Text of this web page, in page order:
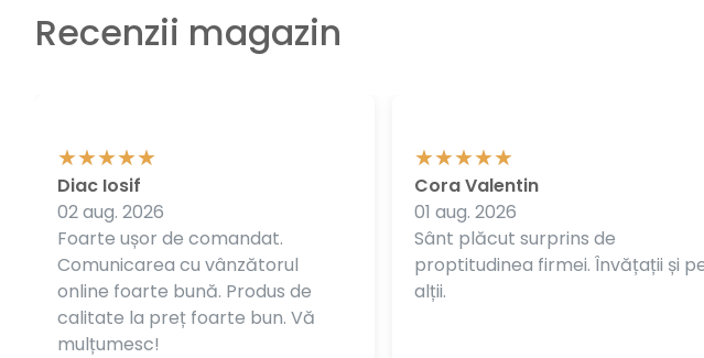
Recenzii magazin
Foarte ușor de comandat.
Comunicarea cu vânzătorul
online foarte bună. Produs de
calitate la preț foarte bun. Vă
mulțumesc!
Diac Iosif
02 aug. 2026
Sânt plăcut surprins de
proptitudinea firmei. Învățații și
alții.
Cora Valentin
01 aug. 2026